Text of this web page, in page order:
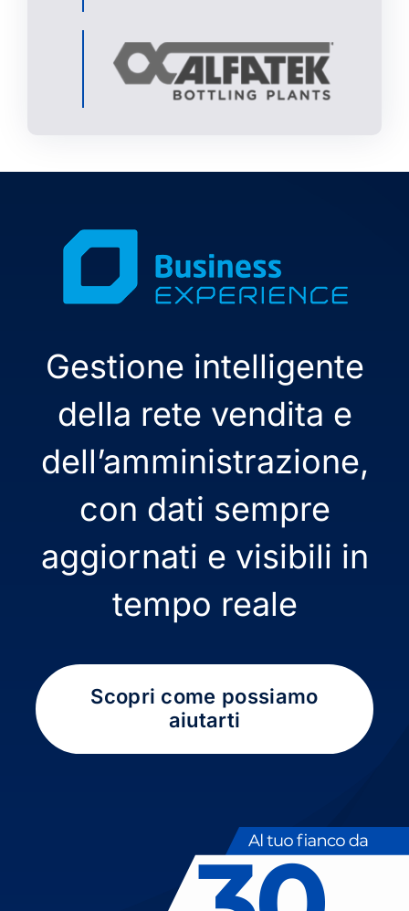
Gestione intelligente
della rete vendita e
dell’amministrazione,
con dati sempre
aggiornati e visibili in
tempo reale
Scopri come possiamo
aiutarti